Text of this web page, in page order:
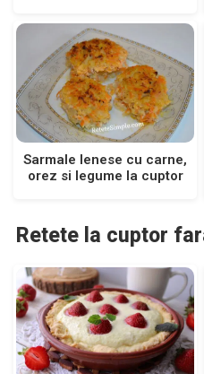
Sarmale lenese cu carne,
orez si legume la cuptor
Retete la cuptor